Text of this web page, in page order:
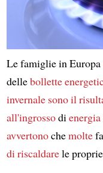
Le famiglie in Europa
dellebollette
invernale sonoil
all'ingrossodienergia
avvertonochemolte
di riscaldarele proprie